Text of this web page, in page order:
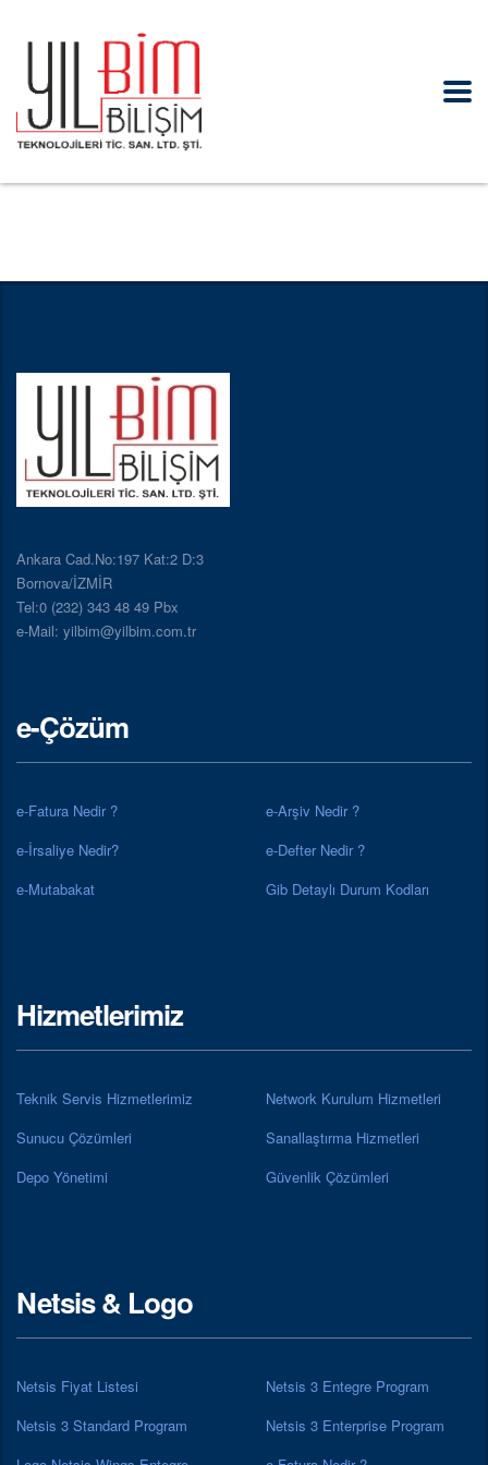
Ankara Cad.No:197 Kat:2 D:3
Bornova/İZMİR
Tel:0 (232) 343 48 49 Pbx
e-Mail: yilbim@yilbim.com.tr
e-Çözüm
e-Fatura Nedir ?
e-Arşiv Nedir ?
e-İrsaliye Nedir?
e-Defter Nedir ?
e-Mutabakat
Gib Detaylı Durum Kodları
Hizmetlerimiz
Teknik Servis Hizmetlerimiz
Network Kurulum Hizmetleri
Sunucu Çözümleri
Sanallaştırma Hizmetleri
Depo Yönetimi
Güvenlik Çözümleri
Netsis & Logo
Netsis Fiyat Listesi
Netsis 3 Entegre Program
Netsis 3 Standard Program
Netsis 3 Enterprise Program